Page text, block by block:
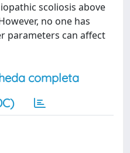
scoliosis above
no one has
parameters can affect
completa